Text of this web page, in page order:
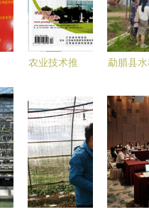
农业技术推
价的多维度
研究视角与
实践反思
勐腊县
州农科
术指导
稳产增